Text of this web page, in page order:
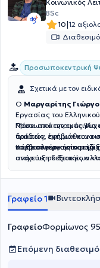
Κοινωνικός
BSc
10|12
Προσωποκεντρική
Σχετικά με τον
Ο Μαργαρίτης
Εργασίας του
Προσωποκεντρικός
παιδιών, εφήβων και
συμβουλευτικής και
Μέσα από την εμπειρία
δράσεις, έχει μάθει να
να προσφέρει
ανάπτυξη δεξιοτήτων
Κάθε συνεργασία μαζί
στοχεύει σε θετικές
Γραφείο 1
ΓραφείοΦορμίωνος
Επόμενη